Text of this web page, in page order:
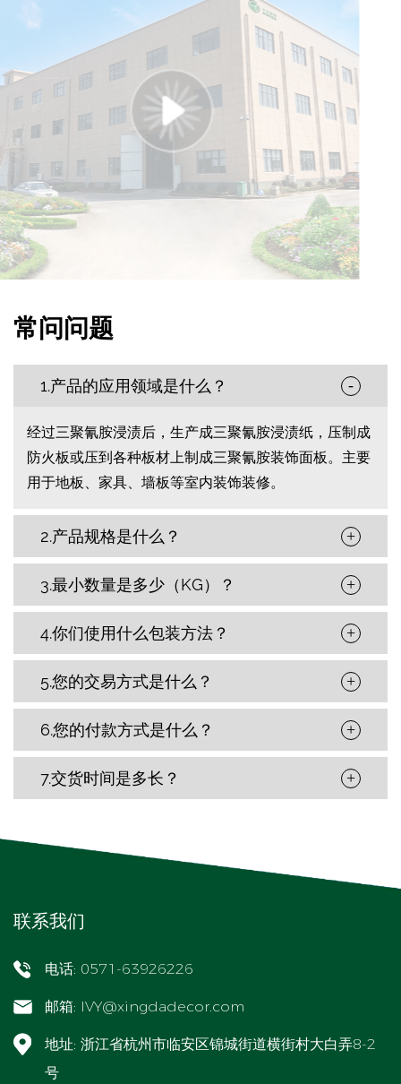
常问问题
1.产品的应用领域是什么？ -
经过三聚氰胺浸渍后，生产成三聚氰胺浸渍纸，压制成
防火板或压到各种板材上制成三聚氰胺装饰面板。主要
用于地板、家具、墙板等室内装饰装修。
2.产品规格是什么？ +
3.最小数量是多少（KG）？ +
4.你们使用什么包装方法？ +
5.您的交易方式是什么？ +
6.您的付款方式是什么？ +
7.交货时间是多长？ +
联系我们
电话: 0571-63926226
邮箱: IVY@xingdadecor.com
地址: 浙江省杭州市临安区锦城街道横街村大白弄8-2
号